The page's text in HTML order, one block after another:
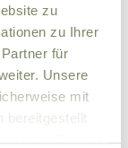
zu
zu Ihrer
für
Unsere
mit
bereitgestellt
der Dienste